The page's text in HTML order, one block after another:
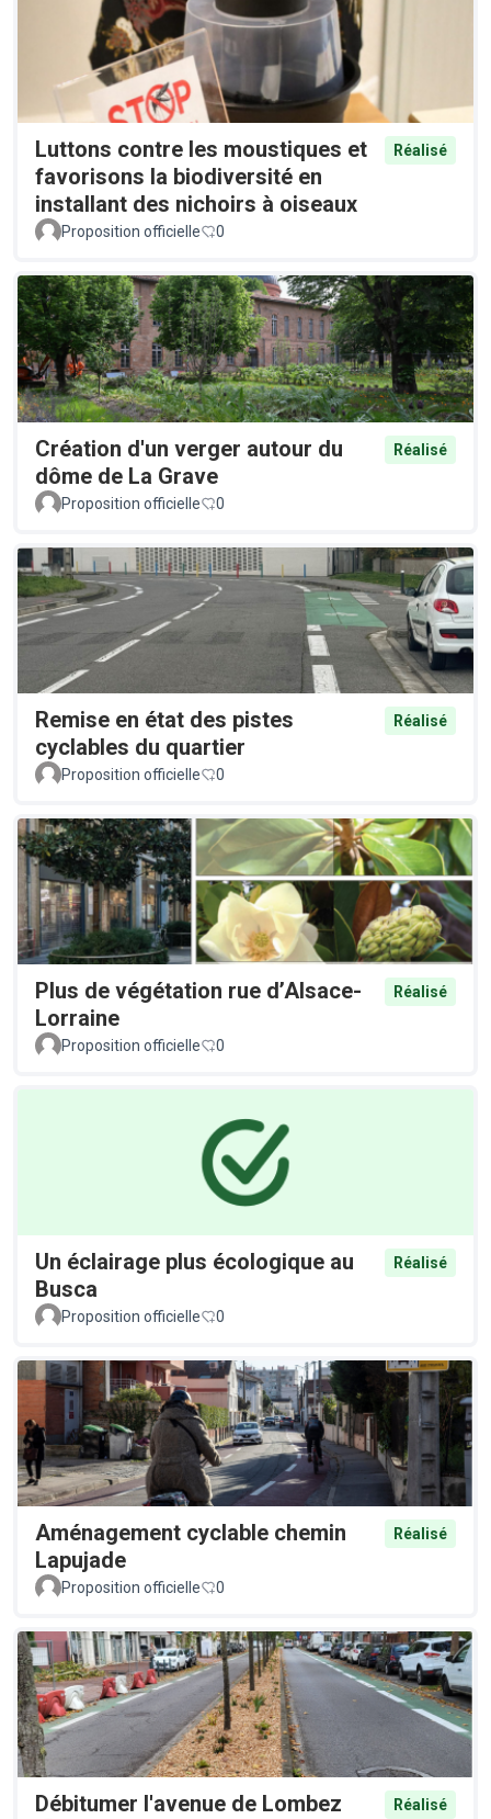
Luttons contre les moustiques et
favorisons la biodiversité en
installant des nichoirs à oiseaux
Réalisé
Proposition officielle 0
Création d'un verger autour du
dôme de La Grave
Réalisé
Proposition officielle 0
Remise en état des pistes
cyclables du quartier
Réalisé
Proposition officielle 0
Plus de végétation rue d’Alsace-
Lorraine
Réalisé
Proposition officielle 0
Un éclairage plus écologique au
Busca
Réalisé
Proposition officielle 0
Aménagement cyclable chemin
Lapujade
Réalisé
Proposition officielle 0
Débitumer l'avenue de Lombez
Réalisé